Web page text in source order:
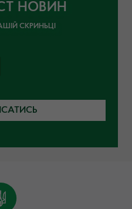
НОВИН
СКРИНЬЦІ